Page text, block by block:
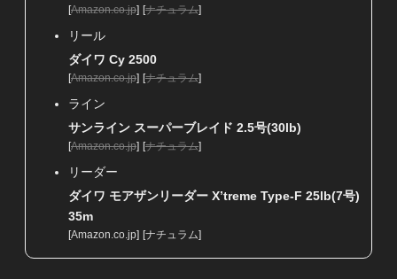
[Amazon.co.jp] [ナチュラム]
リール
ダイワ Cy 2500
[Amazon.co.jp] [ナチュラム]
ライン
サンライン スーパーブレイド 2.5号(30lb)
[Amazon.co.jp] [ナチュラム]
リーダー
ダイワ モアザンリーダー X’treme Type-F 25lb(7号)
35m
[Amazon.co.jp] [ナチュラム]